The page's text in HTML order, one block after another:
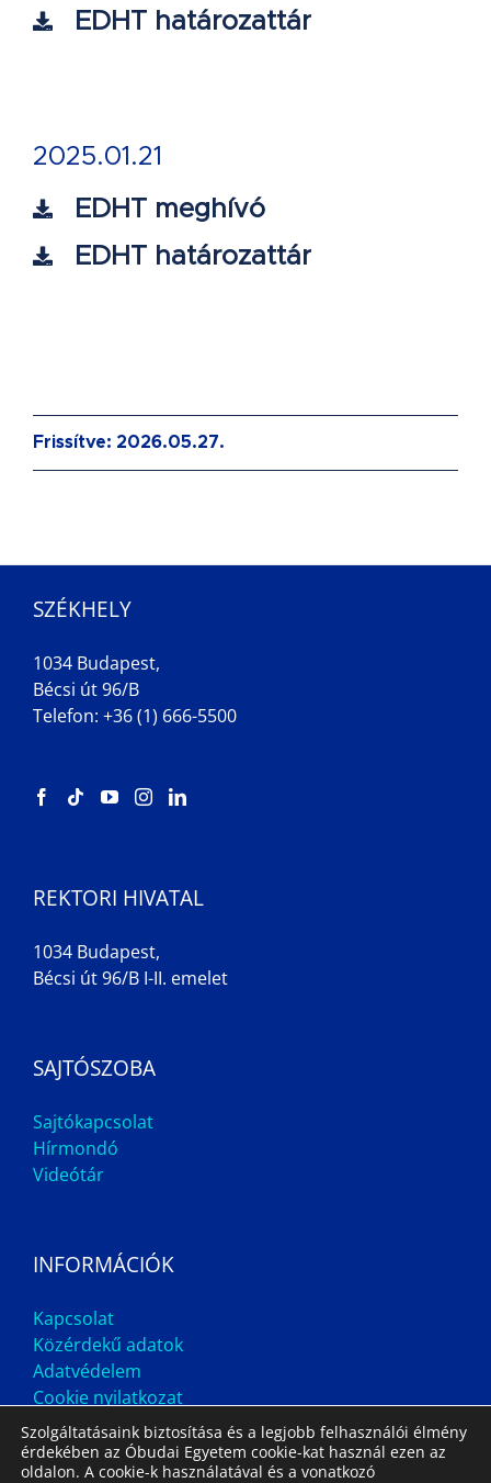
EDHT határozattár
2025.01.21
EDHT meghívó
EDHT határozattár
Frissítve: 2026.05.27.
SZÉKHELY
1034 Budapest,
Bécsi út 96/B
Telefon: +36 (1) 666-5500
REKTORI HIVATAL
1034 Budapest,
Bécsi út 96/B I-II. emelet
SAJTÓSZOBA
Sajtókapcsolat
Hírmondó
Videótár
INFORMÁCIÓK
Kapcsolat
Közérdekű adatok
Adatvédelem
Cookie nyilatkozat
Szolgáltatásaink biztosítása és a legjobb felhasználói élmény
érdekében az Óbudai Egyetem cookie-kat használ ezen az
oldalon. A cookie-k használatával és a vonatkozó